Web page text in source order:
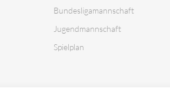
Bundesligamannschaft
Jugendmannschaft
Spielplan